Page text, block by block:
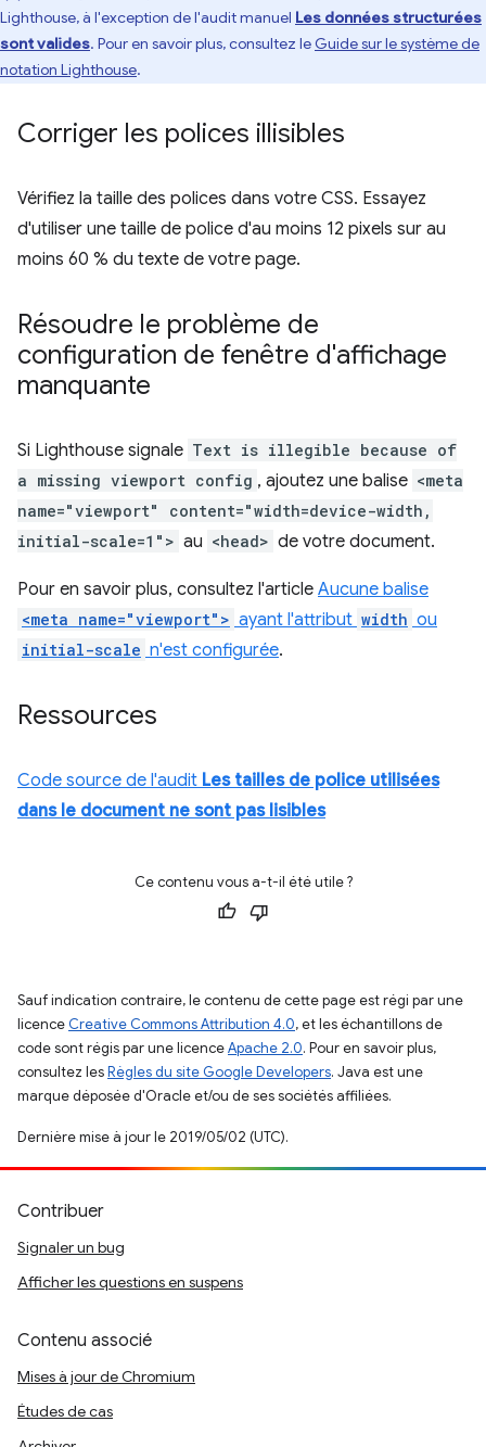
Lighthouse, à l'exception de l'audit manuel Les données structurées
sont valides. Pour en savoir plus, consultez le Guide sur le système de
notation Lighthouse.
Corriger les polices illisibles
Vérifiez la taille des polices dans votre CSS. Essayez
d'utiliser une taille de police d'au moins 12 pixels sur au
moins 60 % du texte de votre page.
Résoudre le problème de
configuration de fenêtre d'affichage
manquante
Si Lighthouse signale Text is illegible because of
a missing viewport config , ajoutez une balise <meta
name="viewport" content="width=device-width,
initial-scale=1"> au <head> de votre document.
Pour en savoir plus, consultez l'article Aucune balise
<meta name="viewport"> ayant l'attribut width ou
initial-scale n'est configurée.
Ressources
Code source de l'audit Les tailles de police utilisées
dans le document ne sont pas lisibles
Ce contenu vous a-t-il été utile ?
Sauf indication contraire, le contenu de cette page est régi par une
licence Creative Commons Attribution 4.0, et les échantillons de
code sont régis par une licenceApache 2.0. Pour en savoir plus,
consultez lesRègles du site Google Developers. Java est une
marque déposée d'Oracle et/ou de ses sociétés affiliées.
Dernière mise à jour le 2019/05/02 (UTC).
Contribuer
Signaler un bug
Afficher les questions en suspens
Contenu associé
Mises à jour de Chromium
Études de cas